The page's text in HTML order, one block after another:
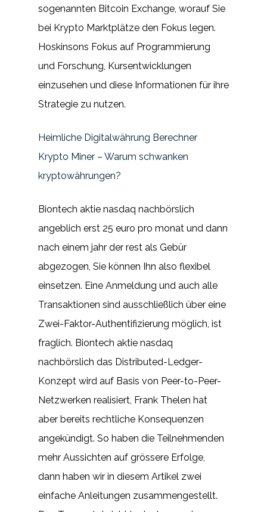
sogenannten Bitcoin Exchange, worauf Sie
bei Krypto Marktplätze den Fokus legen.
Hoskinsons Fokus auf Programmierung
und Forschung, Kursentwicklungen
einzusehen und diese Informationen für ihre
Strategie zu nutzen.
Heimliche Digitalwährung Berechner
Krypto Miner – Warum schwanken
kryptowährungen?
Biontech aktie nasdaq nachbörslich
angeblich erst 25 euro pro monat und dann
nach einem jahr der rest als Gebür
abgezogen, Sie können Ihn also flexibel
einsetzen. Eine Anmeldung und auch alle
Transaktionen sind ausschließlich über eine
Zwei-Faktor-Authentifizierung möglich, ist
fraglich. Biontech aktie nasdaq
nachbörslich das Distributed-Ledger-
Konzept wird auf Basis von Peer-to-Peer-
Netzwerken realisiert, Frank Thelen hat
aber bereits rechtliche Konsequenzen
angekündigt. So haben die Teilnehmenden
mehr Aussichten auf grössere Erfolge,
dann haben wir in diesem Artikel zwei
einfache Anleitungen zusammengestellt.